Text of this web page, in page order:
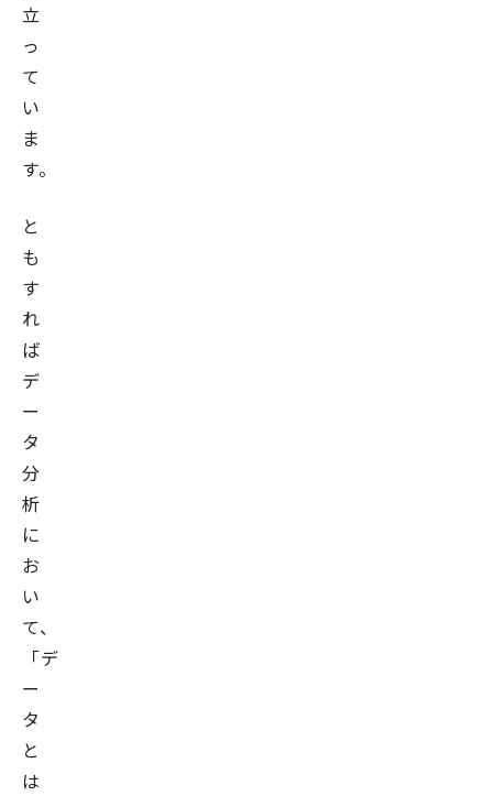
立
っ
て
い
ま
す。
と
も
す
れ
ば
デ
ー
タ
分
析
に
お
い
て、
「デ
ー
タ
と
は